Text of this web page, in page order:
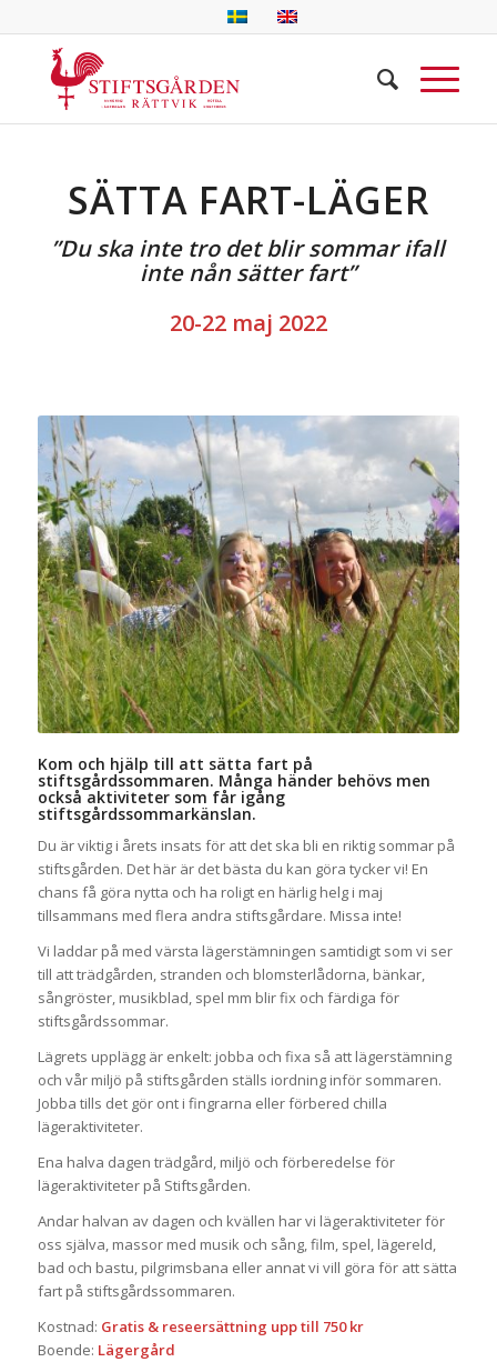
SÄTTA FART-LÄGER
”Du ska inte tro det blir sommar ifall
inte nån sätter fart”
20-22 maj 2022
Foto: Volontärer
Syntolkning: Två tjejer ligger i gräset på
en sommaräng
Kom och hjälp till att sätta fart på
stiftsgårdssommaren. Många händer behövs men
också aktiviteter som får igång
stiftsgårdssommarkänslan.
Du är viktig i årets insats för att det ska bli en riktig sommar på
stiftsgården. Det här är det bästa du kan göra tycker vi! En
chans få göra nytta och ha roligt en härlig helg i maj
tillsammans med flera andra stiftsgårdare. Missa inte!
Vi laddar på med värsta lägerstämningen samtidigt som vi ser
till att trädgården, stranden och blomsterlådorna, bänkar,
sångröster, musikblad, spel mm blir fix och färdiga för
stiftsgårdssommar.
Lägrets upplägg är enkelt: jobba och fixa så att lägerstämning
och vår miljö på stiftsgården ställs iordning inför sommaren.
Jobba tills det gör ont i fingrarna eller förbered chilla
lägeraktiviteter.
Ena halva dagen trädgård, miljö och förberedelse för
lägeraktiviteter på Stiftsgården.
Andar halvan av dagen och kvällen har vi lägeraktiviteter för
oss själva, massor med musik och sång, film, spel, lägereld,
bad och bastu, pilgrimsbana eller annat vi vill göra för att sätta
fart på stiftsgårdssommaren.
Kostnad: Gratis & reseersättning upp till 750 kr
Boende: Lägergård